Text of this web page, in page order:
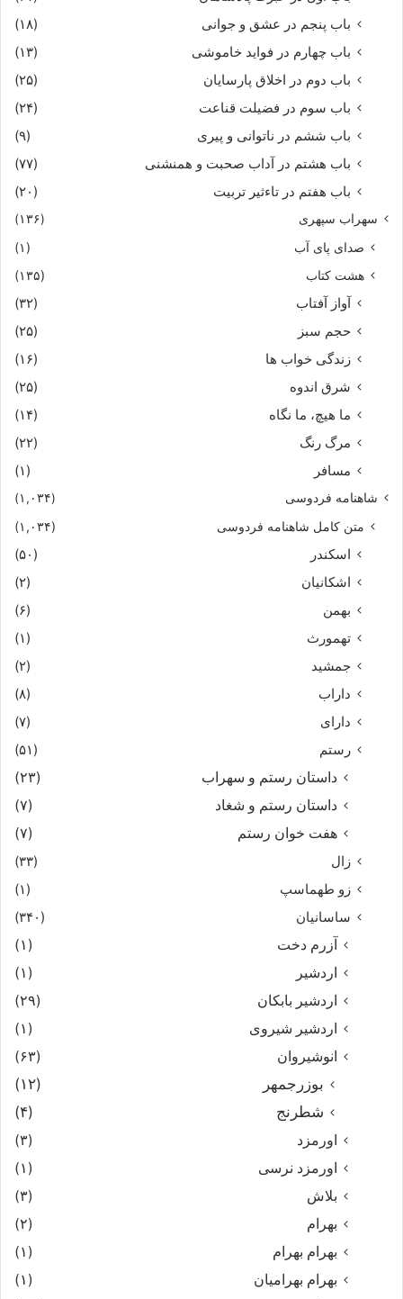
باب پنجم در عشق و جوانى
(۱۸)
باب چهارم در فواید خاموشى
(۱۳)
باب دوم در اخلاق پارسایان
(۲۵)
باب سوم در فضیلت قناعت
(۲۴)
باب ششم در ناتوانى و پیرى
(۹)
باب هشتم در آداب صحبت و همنشنى
(۷۷)
باب هفتم در تاءثیر تربیت
(۲۰)
سهراب سپهری (۱۳۶)
صدای پای آب
(۱)
هشت کتاب
(۱۳۵)
آواز آفتاب
(۳۲)
حجم سبز
(۲۵)
زندگی خواب ها
(۱۶)
شرق اندوه
(۲۵)
ما هیچ، ما نگاه
(۱۴)
مرگ رنگ
(۲۲)
مسافر
(۱)
شاهنامه فردوسی (۱,۰۳۴)
متن کامل شاهنامه فردوسی (۱,۰۳۴)
اسکندر
(۵۰)
اشکانیان
(۲)
بهمن
(۶)
تهمورث
(۱)
جمشید
(۲)
داراب
(۸)
دارای
(۷)
رستم
(۵۱)
داستان رستم و سهراب
(۲۳)
داستان رستم و شغاد
(۷)
هفت خوان رستم‏
(۷)
زال
(۳۳)
زو طهماسپ‏
(۱)
ساسانیان
(۳۴۰)
آزرم دخت
(۱)
اردشیر
(۱)
اردشیر بابکان
(۲۹)
اردشیر شیروی
(۱)
انوشیروان
(۶۳)
بوزرجمهر
(۱۲)
شطرنج
(۴)
اورمزد
(۳)
اورمزد نرسى‏
(۱)
بلاش
(۳)
بهرام
(۲)
بهرام بهرام
(۱)
بهرام بهرامیان‏
(۱)